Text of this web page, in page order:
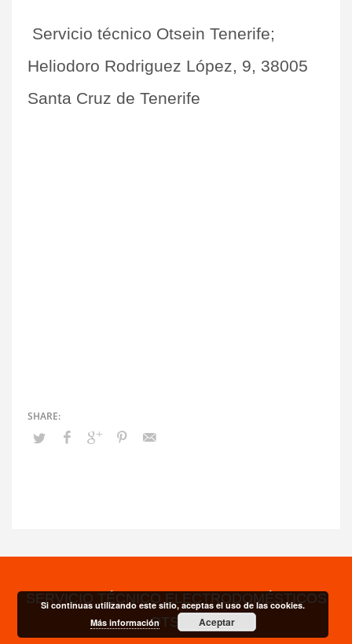
Servicio técnico Otsein Tenerife;
Heliodoro Rodriguez López, 9, 38005
Santa Cruz de Tenerife
SERVICIO TÉCNICO ELECTRODOMÉSTICOS
OTSEIN
Si continuas utilizando este sitio, aceptas el uso de las cookies.
Más información
Aceptar